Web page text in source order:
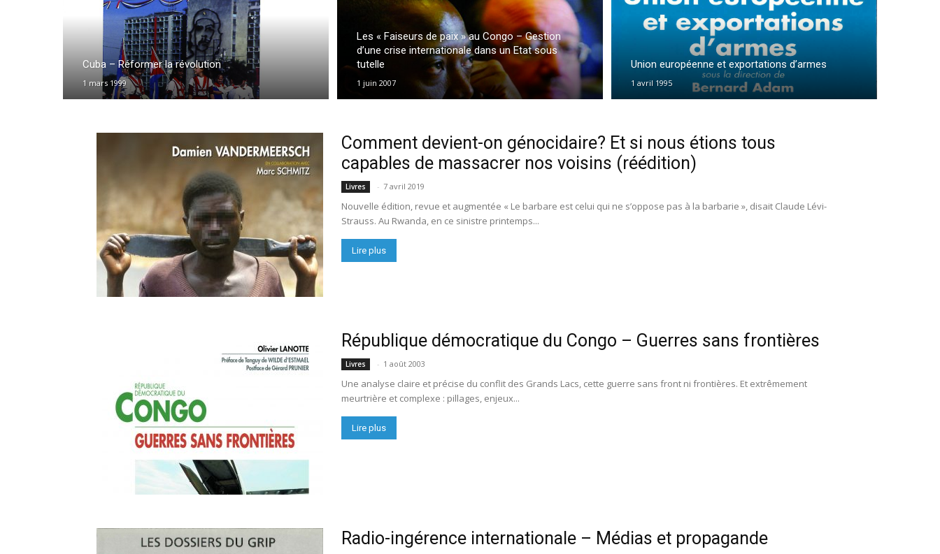
Cuba – Réformer la révolution
1 mars 1999
Les « Faiseurs de paix » au Congo – Gestion
d’une crise internationale dans un Etat sous
tutelle
1 juin 2007
Union européenne et exportations d’armes
1 avril 1995
Comment devient-on génocidaire? Et si nous étions tous
capables de massacrer nos voisins (réédition)
Livres - 7 avril 2019
Nouvelle édition, revue et augmentée « Le barbare est celui qui ne s’oppose pas à la barbarie », disait Claude Lévi-
Strauss. Au Rwanda, en ce sinistre printemps...
Lire plus
République démocratique du Congo – Guerres sans frontières
Livres - 1 août 2003
Une analyse claire et précise du conflit des Grands Lacs, cette guerre sans front ni frontières. Et extrêmement
meurtrière et complexe : pillages, enjeux...
Lire plus
Radio-ingérence internationale – Médias et propagande